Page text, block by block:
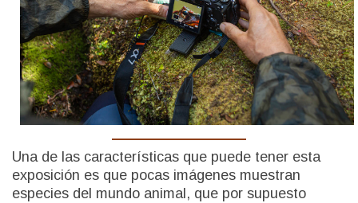
Una de las características que puede tener esta
exposición es que pocas imágenes muestran
especies del mundo animal, que por supuesto